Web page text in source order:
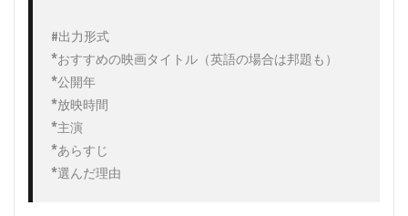
#出力形式
*おすすめの映画タイトル（英語の場合は邦題も）
*公開年
*放映時間
*主演
*あらすじ
*選んだ理由